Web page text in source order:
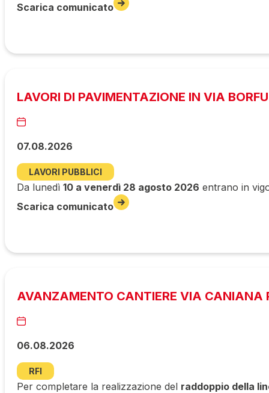
Scarica comunicato
LAVORI DI PAVIMENTAZIONE IN VIA
07.08.2026
LAVORI PUBBLICI
Da lunedì 10 a venerdì 28 agosto 2026 entrano in
Scarica comunicato
AVANZAMENTO CANTIERE VIA CANIANA
06.08.2026
RFI
Per completare la realizzazione del raddoppio della